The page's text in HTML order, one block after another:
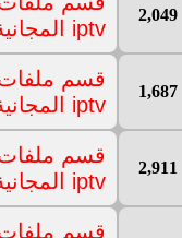
2,049
iptv المجانية
1,687
قسم
iptv المجانية
2,911
قسم
iptv المجانية
قسم